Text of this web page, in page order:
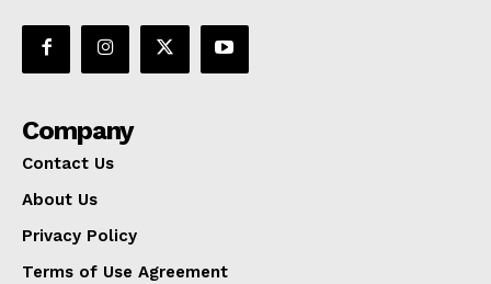
Company
Contact Us
About Us
Privacy Policy
Terms of Use Agreement